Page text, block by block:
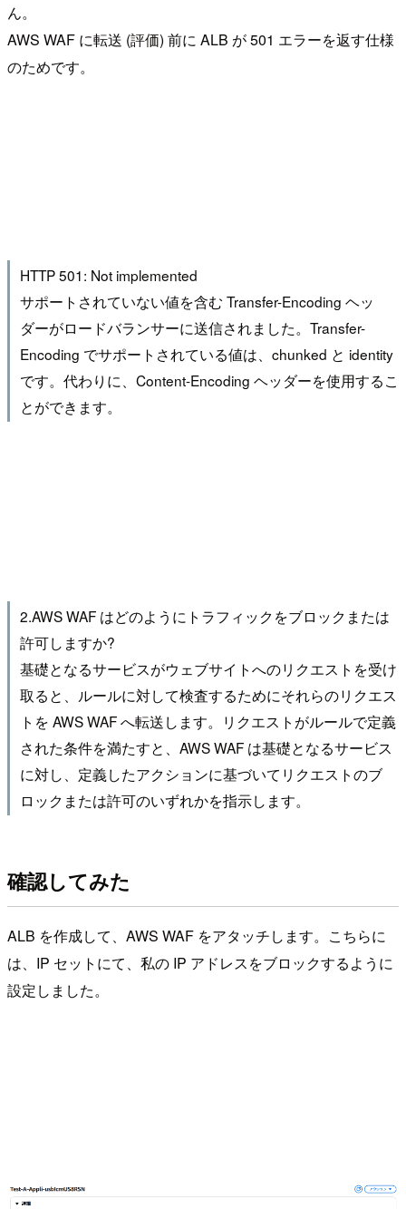
ん。
AWS WAF に転送 (評価) 前に ALB が 501 エラーを返す仕様
のためです。
HTTP 501: Not implemented
サポートされていない値を含む Transfer-Encoding ヘッ
ダーがロードバランサーに送信されました。Transfer-
Encoding でサポートされている値は、chunked と identity
です。代わりに、Content-Encoding ヘッダーを使用するこ
とができます。
2.AWS WAF はどのようにトラフィックをブロックまたは
許可しますか?
基礎となるサービスがウェブサイトへのリクエストを受け
取ると、ルールに対して検査するためにそれらのリクエス
トを AWS WAF へ転送します。リクエストがルールで定義
された条件を満たすと、AWS WAF は基礎となるサービス
に対し、定義したアクションに基づいてリクエストのブ
ロックまたは許可のいずれかを指示します。
確認してみた
ALB を作成して、AWS WAF をアタッチします。こちらに
は、IP セットにて、私の IP アドレスをブロックするように
設定しました。